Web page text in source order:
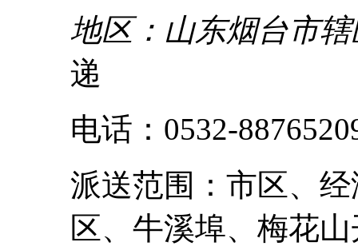
地区：山东烟台市辖
递
电话：0532-
派送范围：市区、
区、牛溪埠、梅花